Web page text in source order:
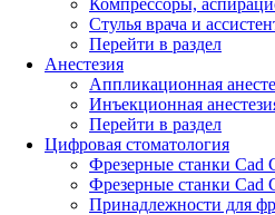
Компрессоры,
Стулья врача и
Перейти в раздел
Анестезия
Аппликационная
Инъекционная
Перейти в раздел
Цифровая стоматология
Фрезерные станки Cad
Фрезерные станки Cad
Принадлежности для